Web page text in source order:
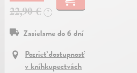
22,90 €
?
Zasielame do 6 dní
Pozrieť dostupnosť
v kníhkupectvách